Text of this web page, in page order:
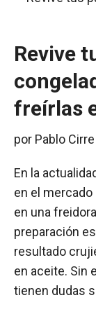
Revive
freírlas
por Pablo Cirre
En la
en el
en una
preparación
resultado
en aceite. Sin
tienen dudas